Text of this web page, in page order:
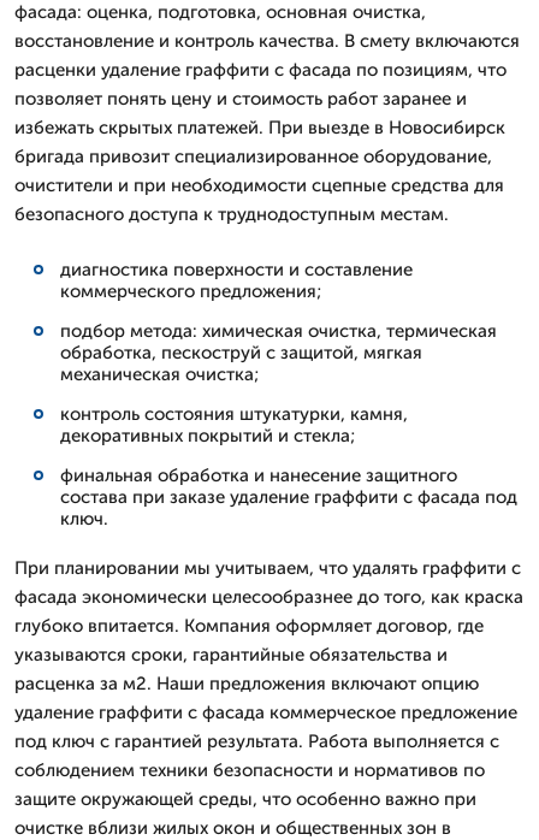
фасада: оценка, подготовка, основная очистка,
восстановление и контроль качества. В смету включаются
расценки удаление граффити с фасада по позициям, что
позволяет понять цену и стоимость работ заранее и
избежать скрытых платежей. При выезде в Новосибирск
бригада привозит специализированное оборудование,
очистители и при необходимости сцепные средства для
безопасного доступа к труднодоступным местам.
диагностика поверхности и составление
коммерческого предложения;
подбор метода: химическая очистка, термическая
обработка, пескоструй с защитой, мягкая
механическая очистка;
контроль состояния штукатурки, камня,
декоративных покрытий и стекла;
финальная обработка и нанесение защитного
состава при заказе удаление граффити с фасада под
ключ.
При планировании мы учитываем, что удалять граффити с
фасада экономически целесообразнее до того, как краска
глубоко впитается. Компания оформляет договор, где
указываются сроки, гарантийные обязательства и
расценка за м2. Наши предложения включают опцию
удаление граффити с фасада коммерческое предложение
под ключ с гарантией результата. Работа выполняется с
соблюдением техники безопасности и нормативов по
защите окружающей среды, что особенно важно при
очистке вблизи жилых окон и общественных зон в